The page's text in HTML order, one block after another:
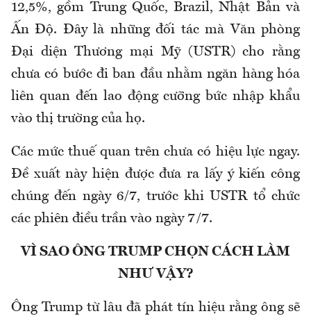
12,5%, gồm Trung Quốc, Brazil, Nhật Bản và
Ấn Độ. Đây là những đối tác mà Văn phòng
Đại diện Thương mại Mỹ (USTR) cho rằng
chưa có bước đi ban đầu nhằm ngăn hàng hóa
liên quan đến lao động cưỡng bức nhập khẩu
vào thị trường của họ.
Các mức thuế quan trên chưa có hiệu lực ngay.
Đề xuất này hiện được đưa ra lấy ý kiến công
chúng đến ngày 6/7, trước khi USTR tổ chức
các phiên điều trần vào ngày 7/7.
VÌ SAO ÔNG TRUMP CHỌN CÁCH LÀM
NHƯ VẬY?
Ông Trump từ lâu đã phát tín hiệu rằng ông sẽ